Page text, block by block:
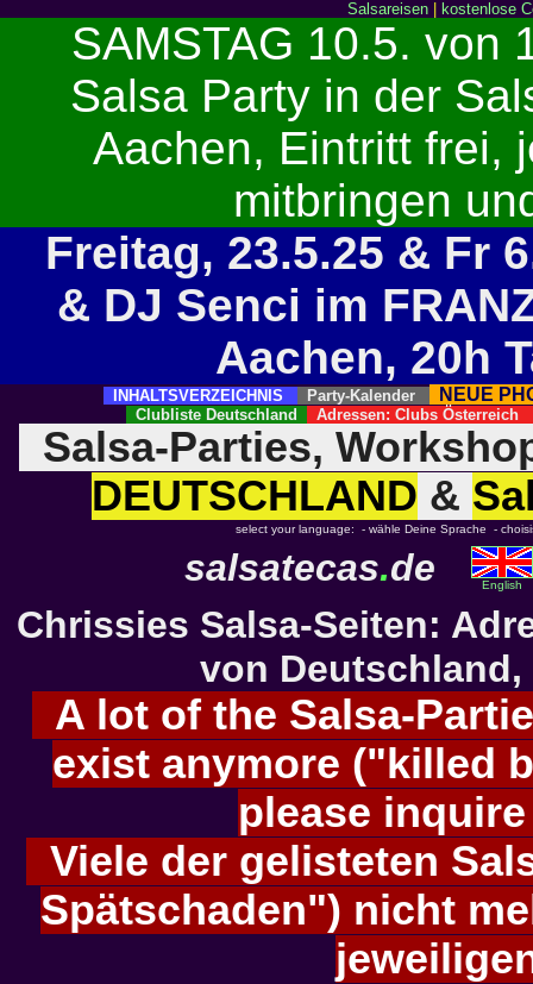
Salsareisen| kostenlose
SAMSTAG 10.5. von
Salsa Party in der
Aachen, Eintritt frei,
mitbringen
Freitag, 23.5.25 & Fr
& DJ Senci im
Aachen, 20h
INHALTSVERZEICHNIS Party-Kalender NEUE
Clubliste Deutschland Adressen: Clubs Österreich
Salsa-Parties,
DEUTSCHLAND &
select your language: - wähle Deine Sprache -
salsatecas.de English
Chrissies Salsa-Seiten:
von
A lot of the Salsa-
exist anymore ("killed
please
Viele der gelisteten
Spätschaden") nicht